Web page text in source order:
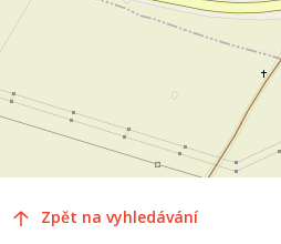
Zpět na vyhledávání